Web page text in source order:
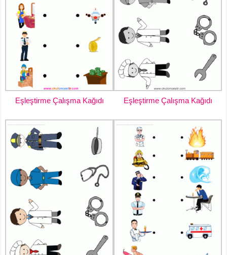
Eşleştirme Çalışma Kağıdı Eşleştirme Çalışma Kağıdı